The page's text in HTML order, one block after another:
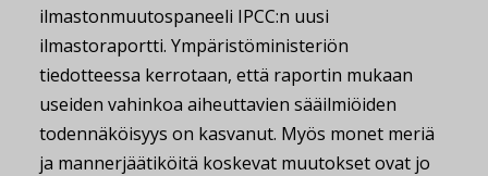
ilmastonmuutospaneeli IPCC:n uusi
ilmastoraportti. Ympäristöministeriön
tiedotteessa kerrotaan, että raportin mukaan
useiden vahinkoa aiheuttavien sääilmiöiden
todennäköisyys on kasvanut. Myös monet meriä
ja mannerjäätiköitä koskevat muutokset ovat jo